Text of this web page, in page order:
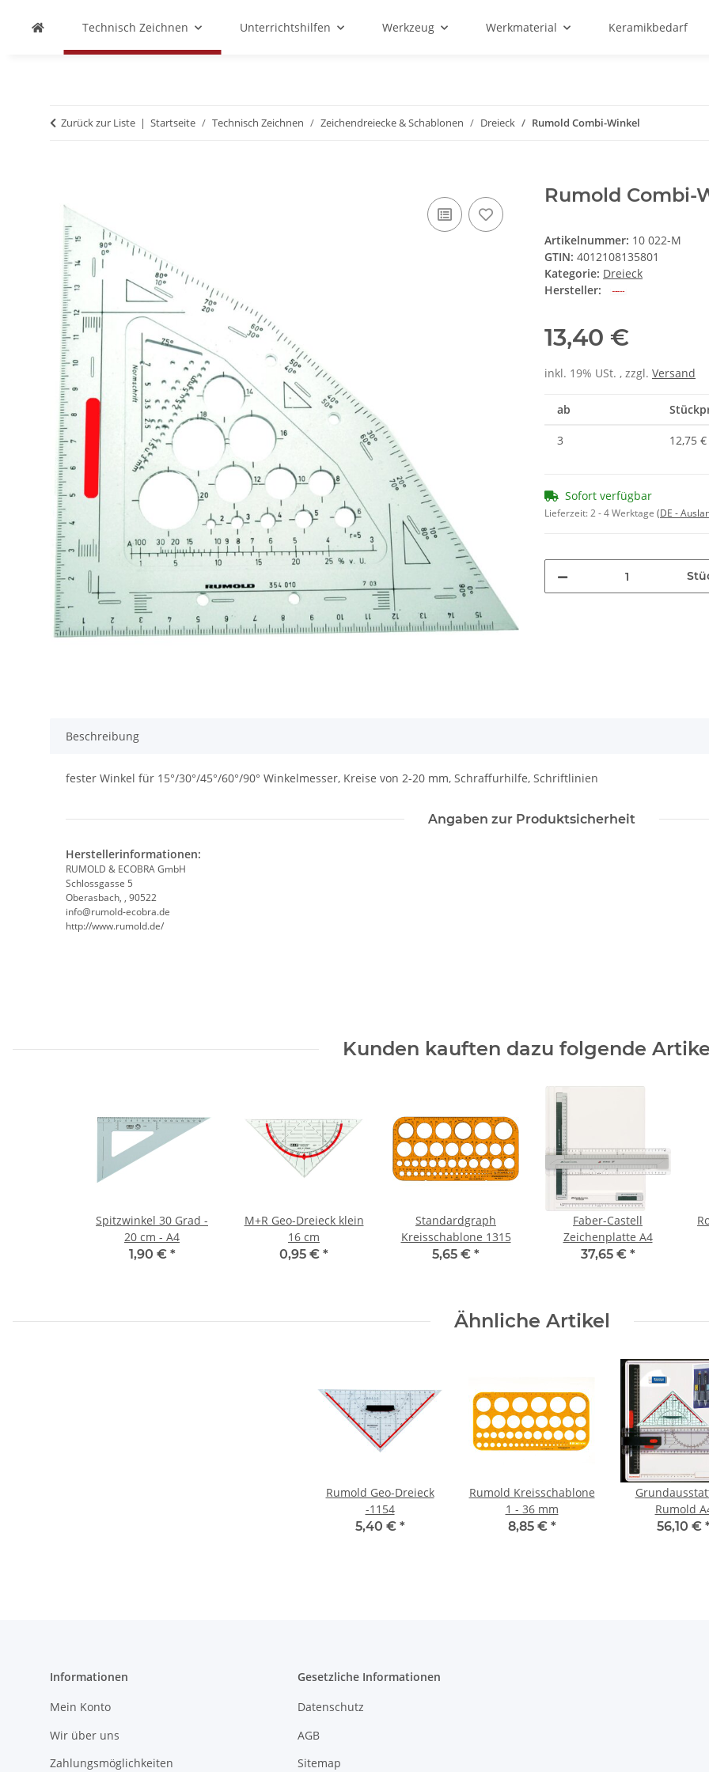
Technisch Zeichnen Unterrichtshilfen Werkzeug Werkmaterial Keramikbedarf
Zurück zur Liste Startseite Technisch Zeichnen Zeichendreiecke & Schablonen Dreieck Rumold Combi-Winkel
Rumold Combi-
Artikelnummer: 10 022-M
GTIN: 4012108135801
Kategorie: Dreieck
Hersteller:
13,40 €
inkl. 19% USt. , zzgl. Versand
ab
3 12,75 €
Sofort verfügbar
Lieferzeit:2 - 4 Werktage (DE -
Beschreibung
fester Winkel für 15°/30°/45°/60°/90° Winkelmesser, Kreise von 2-20 mm, Schraffurhilfe, Schriftlinien
Angaben zur Produktsicherheit
Herstellerinformationen:
RUMOLD & ECOBRA GmbH
Schlossgasse 5
Oberasbach, , 90522
info@rumold-ecobra.de
http://www.rumold.de/
Kunden kauften dazu folgende
Spitzwinkel 30 Grad -
20 cm - A4
1,90 € *
M+R Geo-Dreieck klein
16 cm
0,95 € *
Standardgraph
Kreisschablone 1315
5,65 € *
Faber-Castell
Zeichenplatte A4
37,65 € *
Ähnliche Artikel
Rumold Geo-Dreieck
-1154
5,40 € *
Rumold Kreisschablone
1 - 36 mm
8,85 € *
Rumold
56,10 €
Informationen
Mein Konto
Wir über uns
Zahlungsmöglichkeiten
Gesetzliche Informationen
Datenschutz
AGB
Sitemap